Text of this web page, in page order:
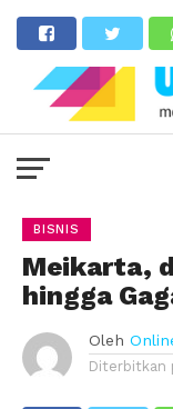
BISNIS
Meikarta,
hingga
Oleh
Diterbitkan